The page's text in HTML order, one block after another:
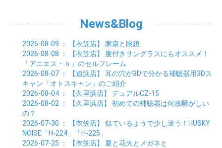
01月 (8)
02月 (6)
01月 (6)
03月 (7)
02月 (8)
01月 (8)
06月 (4)
News&Blog
2026-08-09 ： 【衣笠店】 家康と眼鏡
2026-08-08 ： 【衣笠店】
度付きサングラスにもオススメ！
「アニエス・ｂ」のセルフレーム
2026-08-07 ： 【追浜店】 耳の穴が3Dで分かる補聴器用3Dス
キャン「オトスキャン」のご紹介
2026-08-04 ： 【久里浜店】 デュアルCZ-15
2026-08-02 ： 【久里浜店】 初めての補聴器は何故騒がしい
の？
2026-07-30 ： 【衣笠店】 似ているようで少し違う！HUSKY
NOISE「H-224」「H-225」
2026-07-25 ： 【衣笠店】 夏と花火とメガネと